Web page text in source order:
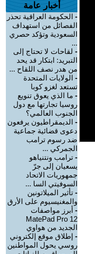
أخبار عامة
- الحكومة العراقية تحذر
الفصائل من استهداف
السعودية وتؤكد حصري
...
- لقاحات لا تحتاج إلى
التبريد: ابتكار قد يحد
من هدر نصف اللقاح ...
- الولايات المتحدة
تستعد لغزو كوبا
- ما الذي يعوق تنويع
روسيا تجارتها مع دول
الجنوب العالمي؟
- الديمقراطيون يرفعون
دعوى قضائية جماعية
ضد رسوم ترامب
الجمركي ...
- ترامب ونتنياهو
يسعيان إلى جرّ
جمهوريات الاتحاد
السوفيتي السا ...
- تأثير الميلاتونين
والمغنيسيوم على الأرق
- أبرز مواصفات
MatePad Pro 12
الجديد من هواوي
- إطلاق موقع إلكتروني
روسي يحول المواطنين